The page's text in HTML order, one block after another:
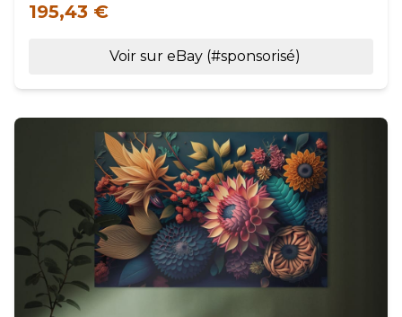
195,43 €
Voir sur eBay (#sponsorisé)